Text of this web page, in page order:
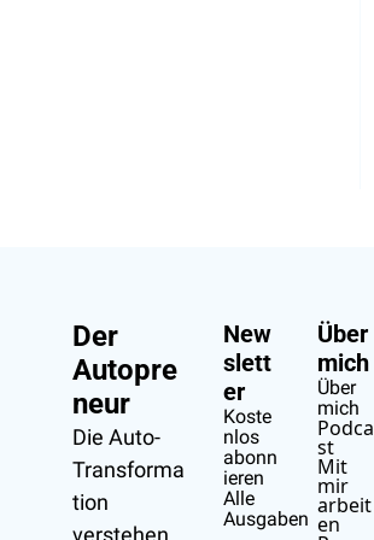
Der
Autopre
neur
Die Auto-
Transforma
tion
verstehen.
New
slett
er
Koste
nlos
abonn
ieren
Alle
Ausgaben
Über
mich
Über
mich
Podca
st
Mit
mir
arbeit
en